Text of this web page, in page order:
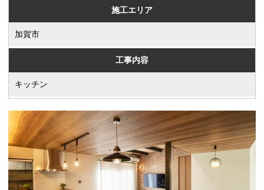
施工エリア
加賀市
工事内容
キッチン